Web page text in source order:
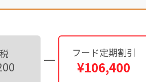
フード定期割引
¥106,400